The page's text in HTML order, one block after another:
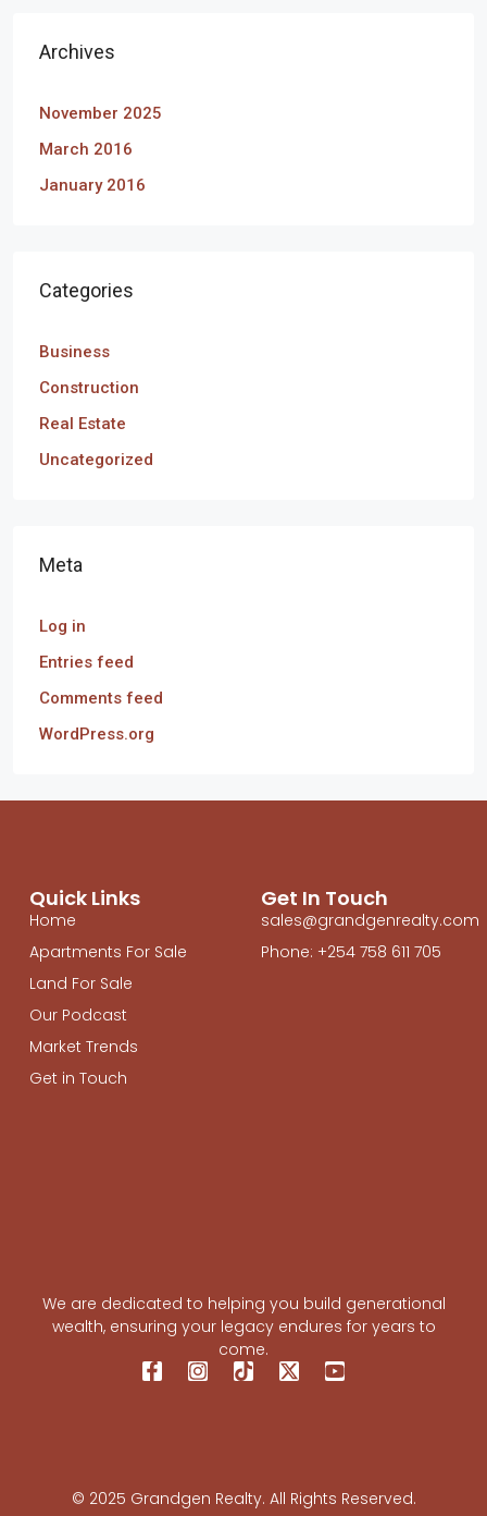
Archives
November 2025
March 2016
January 2016
Categories
Business
Construction
Real Estate
Uncategorized
Meta
Log in
Entries feed
Comments feed
WordPress.org
We are dedicated to helping you build generational
wealth, ensuring your legacy endures for years to
come.
Quick Links
Home
Apartments For Sale
Land For Sale
Our Podcast
Market Trends
Get in Touch
Get In Touch
sales@grandgenrealty.com
Phone: +254 758 611 705
© 2025 Grandgen Realty. All Rights Reserved.